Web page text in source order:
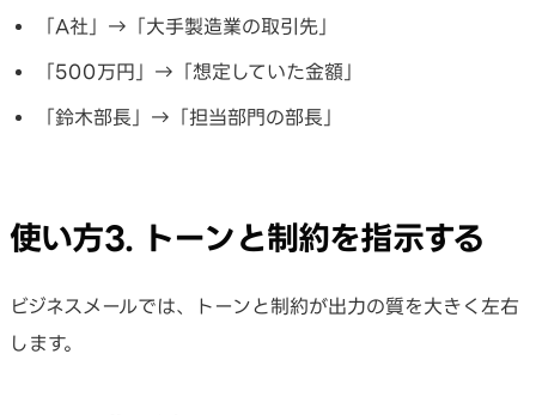
「A社」→「大手製造業の取引先」
「500万円」→「想定していた金額」
「鈴木部長」→「担当部門の部長」
使い方3. トーンと制約を指示する
ビジネスメールでは、トーンと制約が出力の質を大きく左右
します。